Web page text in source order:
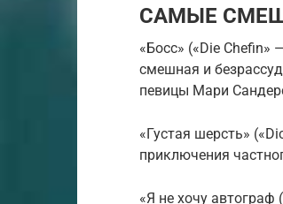
САМЫЕ
«Босс» («Die
смешная и
певицы Мари
«Густая шерсть»
приключения
«Я не хочу